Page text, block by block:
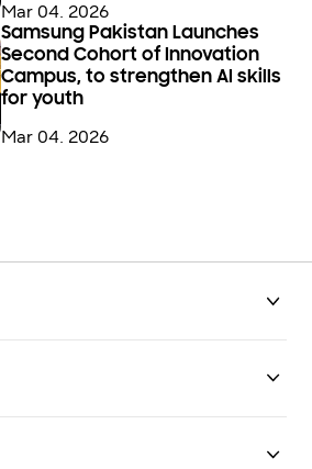
Mar 04. 2026
Samsung Pakistan Launches
Second Cohort of Innovation
Campus, to strengthen AI skills
for youth
Mar 04. 2026